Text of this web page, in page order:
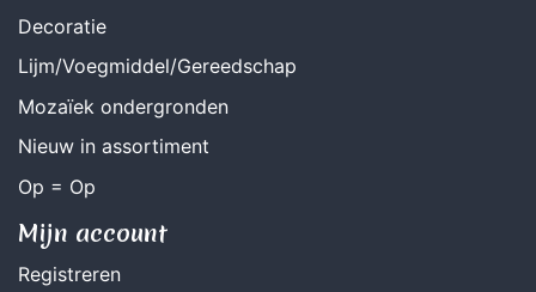
Decoratie
Lijm/Voegmiddel/Gereedschap
Mozaïek ondergronden
Nieuw in assortiment
Op = Op
Mijn account
Registreren